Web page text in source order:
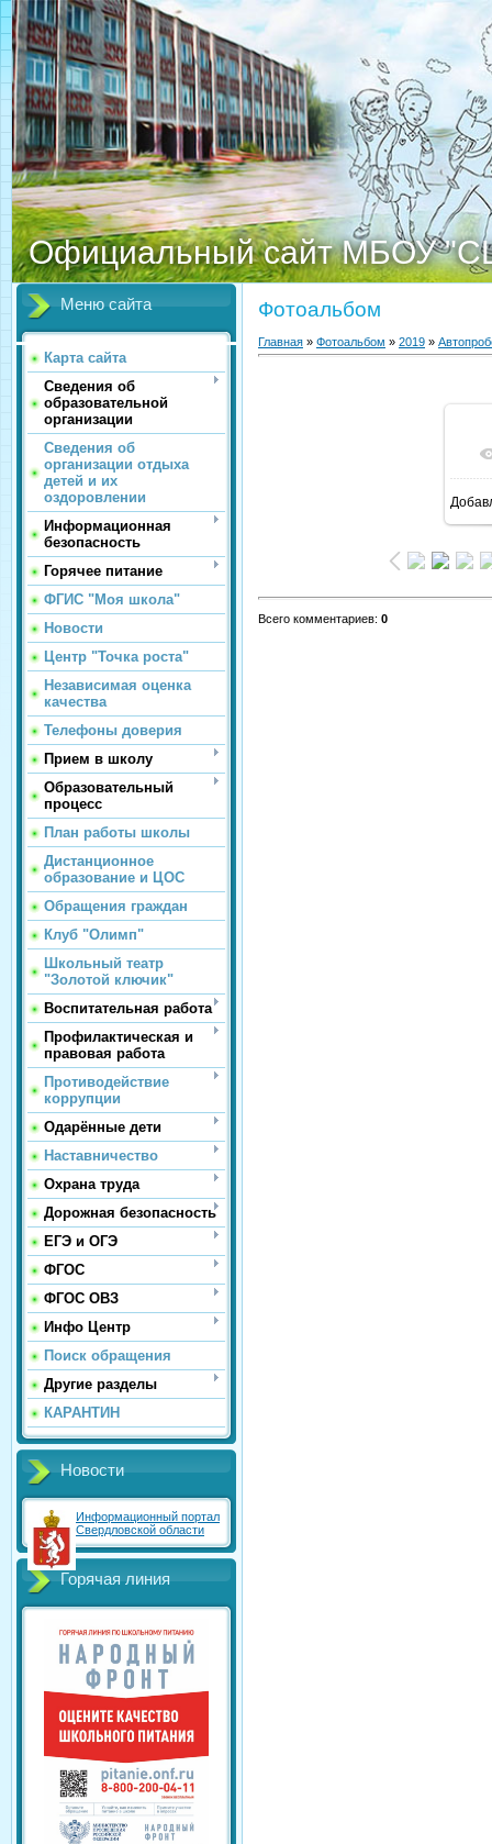
Официальный сайт МБОУ
Меню сайта
Карта сайта
Сведения об
образовательной
организации
Сведения об
организации отдыха
детей и их
оздоровлении
Информационная
безопасность
Горячее питание
ФГИС "Моя школа"
Новости
Центр "Точка роста"
Независимая оценка
качества
Телефоны доверия
Прием в школу
Образовательный
процесс
План работы школы
Дистанционное
образование и ЦОС
Обращения граждан
Клуб "Олимп"
Школьный театр
"Золотой ключик"
Воспитательная работа
Профилактическая и
правовая работа
Противодействие
коррупции
Одарённые дети
Наставничество
Охрана труда
Дорожная безопасность
ЕГЭ и ОГЭ
ФГОС
ФГОС ОВЗ
Инфо Центр
Поиск обращения
Другие разделы
КАРАНТИН
Новости
Информационный портал
Свердловской области
Горячая линия
Фотоальбом
Главная » Фотоальбом » 2019 »
Всего комментариев: 0